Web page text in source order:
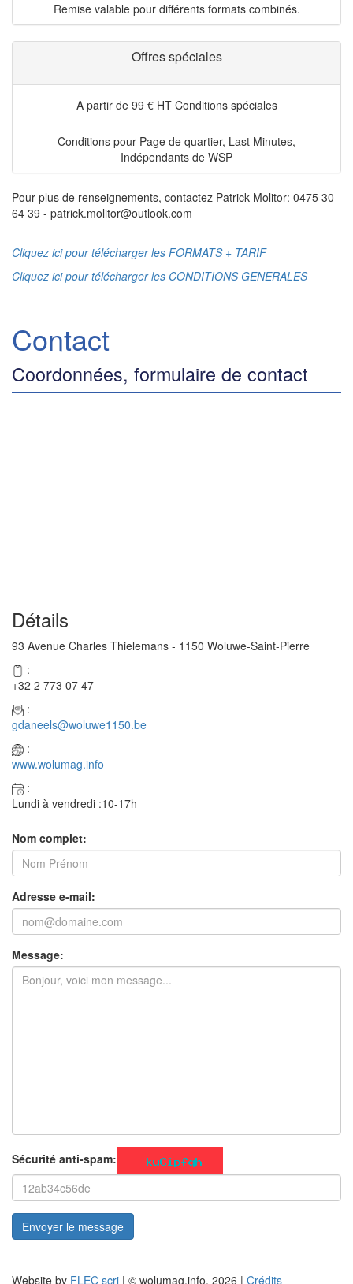
Remise valable pour différents formats combinés.
Offres spéciales
A partir de 99 € HT Conditions spéciales
Conditions pour Page de quartier, Last Minutes,
Indépendants de WSP
Pour plus de renseignements, contactez Patrick Molitor: 0475 30
64 39 - patrick.molitor@outlook.com
Cliquez ici pour télécharger les FORMATS + TARIF
Cliquez ici pour télécharger les CONDITIONS GENERALES
Contact
Coordonnées, formulaire de contact
Détails
93 Avenue Charles Thielemans - 1150 Woluwe-Saint-Pierre
:
+32 2 773 07 47
:
gdaneels@woluwe1150.be
:
www.wolumag.info
:
Lundi à vendredi :10-17h
Nom complet:
Adresse e-mail:
Message:
Sécurité anti-spam:
Envoyer le message
Website by FLEC scri | © wolumag.info, 2026 | Crédits